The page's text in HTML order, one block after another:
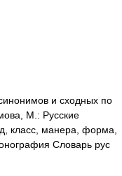
и сходных по
М.: Русские
класс, манера, форма,
Словарь рус